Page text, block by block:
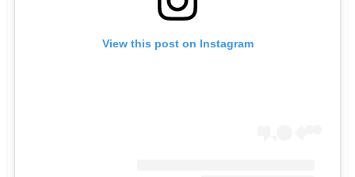
View this post on Instagram